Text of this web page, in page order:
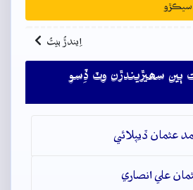
اِيندڙُ بيتُ
ٻين سھيڙيندڙن وٽ ڏِسو
عثمان ڏيپلائي
علي انصاري